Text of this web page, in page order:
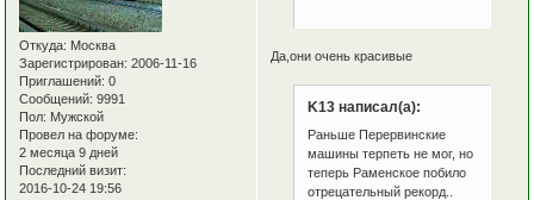
Откуда: Москва
Зарегистрирован: 2006-11-16
Приглашений: 0
Сообщений: 9991
Пол: Мужской
Провел на форуме:
2 месяца 9 дней
Последний визит:
2016-10-24 19:56
Да,они очень красивые
K13 написал(а):
Раньше Перервинские
машины терпеть не мог, но
теперь Раменское побило
отрецательный рекорд..